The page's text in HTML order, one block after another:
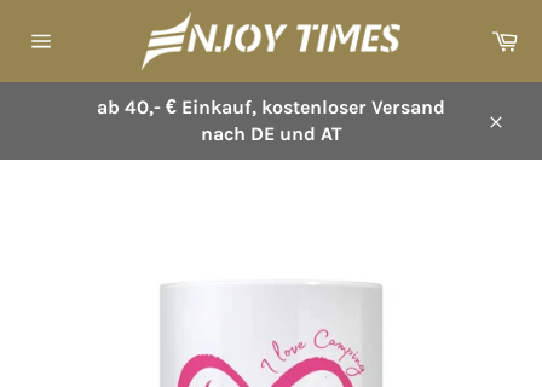
zum
Seitennavigation
ab 40,- € Einkauf, kostenloser Versand
nach DE und AT